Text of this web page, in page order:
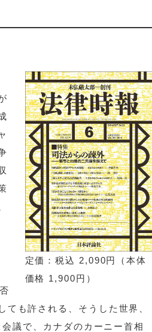
定価：税込 2,090円（本体
価格 1,900円）
も許される、そうした世界、
議で、カナダのカーニー首相